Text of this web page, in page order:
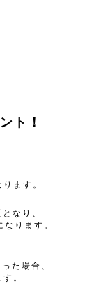
ト！
ます。
なり、
ります。
た場合、
。